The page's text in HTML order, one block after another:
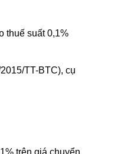
thuế suất 0,1%
TT-BTC), cụ
trên giá chuyển